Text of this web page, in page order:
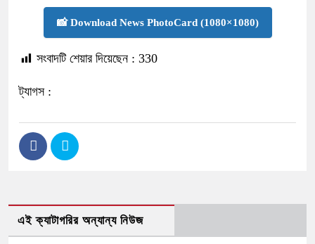
📸 Download News PhotoCard (1080×1080)
সংবাদটি শেয়ার দিয়েছেন : 330
ট্যাগস :
এই ক্যাটাগরির অন্যান্য নিউজ